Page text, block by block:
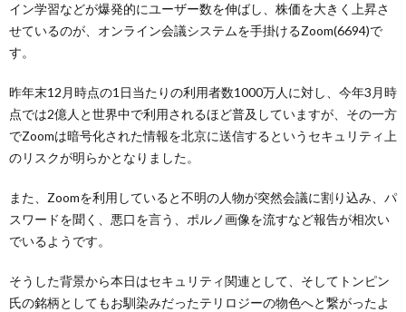
イン学習などが爆発的にユーザー数を伸ばし、株価を大きく上昇さ
せているのが、オンライン会議システムを手掛けるZoom(6694)で
す。
昨年末12月時点の1日当たりの利用者数1000万人に対し、今年3月時
点では2億人と世界中で利用されるほど普及していますが、その一方
でZoomは暗号化された情報を北京に送信するというセキュリティ上
のリスクが明らかとなりました。
また、Zoomを利用していると不明の人物が突然会議に割り込み、パ
スワードを聞く、悪口を言う、ポルノ画像を流すなど報告が相次い
でいるようです。
そうした背景から本日はセキュリティ関連として、そしてトンピン
氏の銘柄としてもお馴染みだったテリロジーの物色へと繋がったよ